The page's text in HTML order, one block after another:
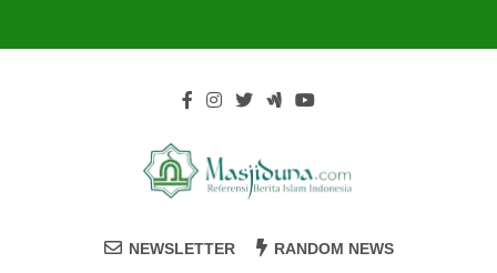
Masjiduna
NEWSLETTER RANDOM NEWS